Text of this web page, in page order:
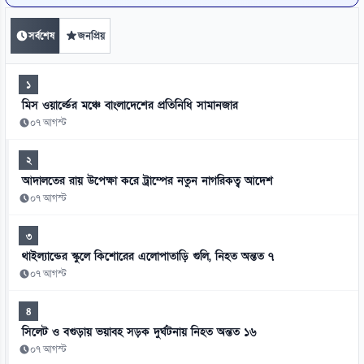
সর্বশেষ জনপ্রিয়
১
মিস ওয়ার্ল্ডের মঞ্চে বাংলাদেশের প্রতিনিধি সামানজার
০৭ আগস্ট
২
আদালতের রায় উপেক্ষা করে ট্রাম্পের নতুন নাগরিকত্ব আদেশ
০৭ আগস্ট
৩
থাইল্যান্ডের স্কুলে কিশোরের এলোপাতাড়ি গুলি, নিহত অন্তত ৭
০৭ আগস্ট
৪
সিলেট ও বগুড়ায় ভয়াবহ সড়ক দুর্ঘটনায় নিহত অন্তত ১৬
০৭ আগস্ট